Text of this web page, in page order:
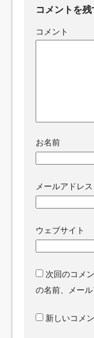
コメントを残
コメント
お名前
メールアドレ
ウェブサイト
次回のコメ
の名前、メール
新しいコメ